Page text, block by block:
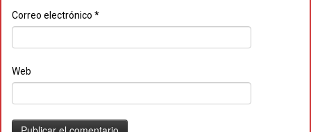
Correo electrónico *
Web